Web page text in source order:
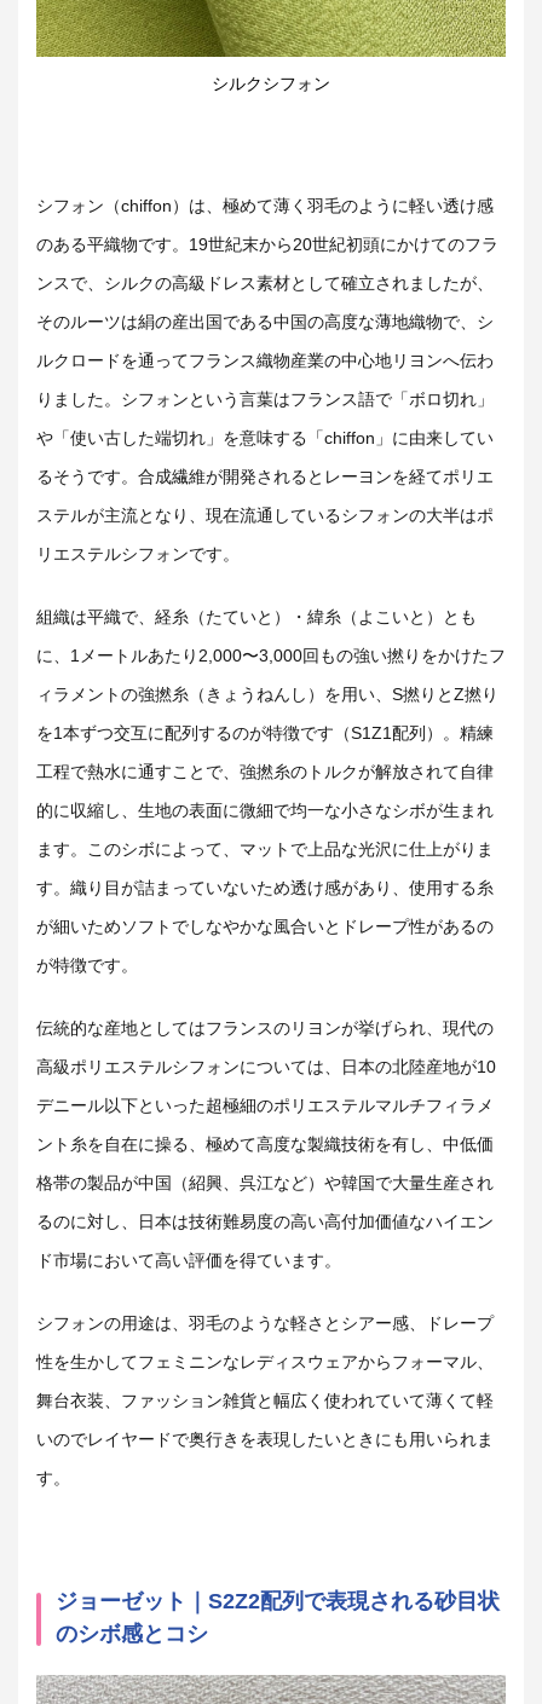
シルクシフォン
シフォン（chiffon）は、極めて薄く羽毛のように軽い透け感
のある平織物です。19世紀末から20世紀初頭にかけてのフラ
ンスで、シルクの高級ドレス素材として確立されましたが、
そのルーツは絹の産出国である中国の高度な薄地織物で、シ
ルクロードを通ってフランス織物産業の中心地リヨンへ伝わ
りました。シフォンという言葉はフランス語で「ボロ切れ」
や「使い古した端切れ」を意味する「chiffon」に由来してい
るそうです。合成繊維が開発されると レーヨンを経てポリエ
ステルが主流となり、現在流通しているシフォンの大半はポ
リエステルシフォンです。
組織は平織で、 経糸（たていと）・緯糸（よこいと）とも
に、1メートルあたり2,000〜3,000回もの強い撚りをかけたフ
ィラメントの強撚糸（きょうねんし）を用い 、S撚りとZ撚り
を1本ずつ交互に配列するのが特徴です（S1Z1配列）。精練
工程で熱水に通すことで、強撚糸のトルクが解放されて自律
的に収縮し、生地の表面に微細で均一な小さなシボが生まれ
ます。このシボによって、マットで上品な光沢に仕上がりま
す。織り目が詰まっていないため透け感があり、使用する糸
が細いためソフトでしなやかな風合いとドレープ性があるの
が特徴です。
伝統的な産地としてはフランスのリヨンが挙げられ、現代の
高級ポリエステルシフォンについては、日本の北陸産地が10
デニール以下といった超極細のポリエステルマルチフィラメ
ント糸を自在に操る、極めて高度な製織技術を有し、中低価
格帯の製品が中国（紹興、呉江など）や韓国で大量生産され
るのに対し、日本は技術難易度の高い高付加価値なハイエン
ド市場において高い評価を得ています。
シフォンの用途は、羽毛のような軽さとシアー感、ドレープ
性を生かしてフェミニンなレディスウェアからフォーマル、
舞台衣装、ファッション雑貨と幅広く使われていて薄くて軽
いのでレイヤードで奥行きを表現したいときにも用いられま
す。
ジョーゼット｜S2Z2配列で表現される砂目状
のシボ感とコシ